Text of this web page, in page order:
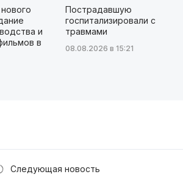
и
в
Пострадавшую
госпитализировали с
травмами
08.08.2026 в 15:21
Следующая новость